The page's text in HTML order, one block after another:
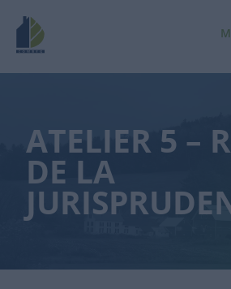
ATELIER 5 –
DE LA